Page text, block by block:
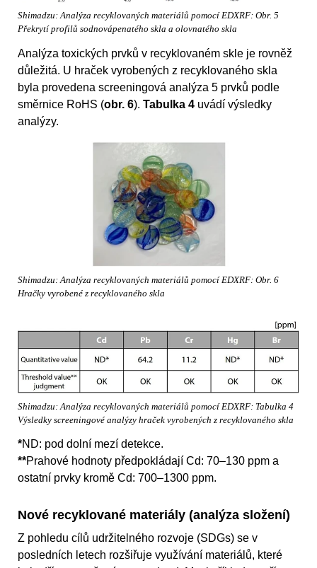
Shimadzu: Analýza recyklovaných materiálů pomocí EDXRF: Obr. 5
Překrytí profilů sodnovápenatého skla a olovnatého skla
Analýza toxických prvků v recyklovaném skle je rovněž
důležitá. U hraček vyrobených z recyklovaného skla
byla provedena screeningová analýza 5 prvků podle
směrnice RoHS (obr. 6). Tabulka 4 uvádí výsledky
analýzy.
Shimadzu: Analýza recyklovaných materiálů pomocí EDXRF: Obr. 6
Hračky vyrobené z recyklovaného skla
Shimadzu: Analýza recyklovaných materiálů pomocí EDXRF: Tabulka 4
Výsledky screeningové analýzy hraček vyrobených z recyklovaného skla
*ND: pod dolní mezí detekce.
**Prahové hodnoty předpokládají Cd: 70–130 ppm a
ostatní prvky kromě Cd: 700–1300 ppm.
Nové recyklované materiály (analýza složení)
Z pohledu cílů udržitelného rozvoje (SDGs) se v
posledních letech rozšiřuje využívání materiálů, které